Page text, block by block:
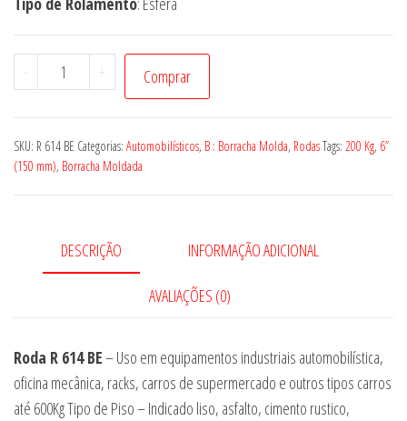
-
Roda
R
BE
quantidade
+ Comprar
SKU: R 614 BE Categorias: Automobilísticos, B : Borracha Molda, RodasTags: 200 Kg, 6”
(150 mm), Borracha Moldada
DESCRIÇÃO INFORMAÇÃO ADICIONAL
AVALIAÇÕES (0)
Roda R 614 BE– Uso em equipamentos industriais automobilística,
oficina mecânica, racks, carros de supermercado e outros tipos carros
até 600Kg Tipo de Piso – Indicado liso, asfalto, cimento rustico,